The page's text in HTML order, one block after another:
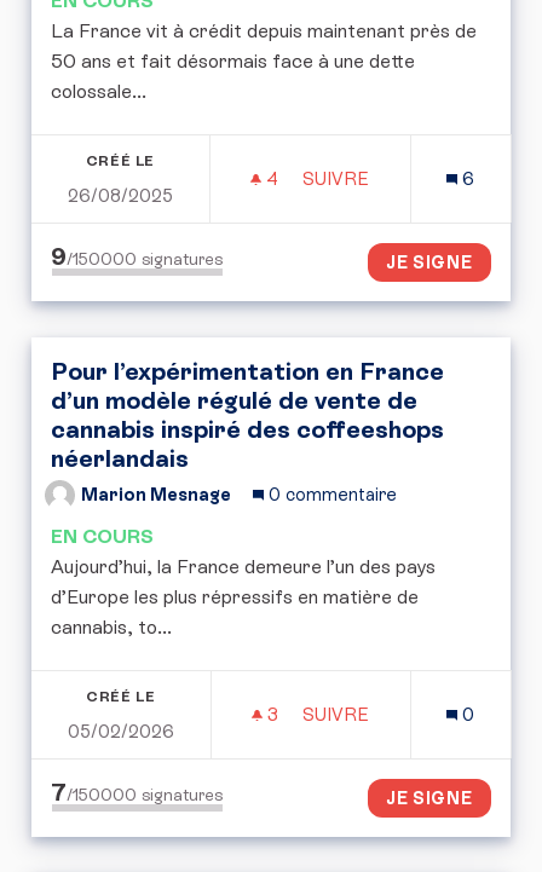
La France vit à crédit depuis maintenant près de
50 ans et fait désormais face à une dette
colossale...
CRÉÉ LE
26/08/2025
4 4 ABONNÉS
SUIVRE
6
9/150000 signatures JE SIGNE
Pour l’expérimentation en France
d’un modèle régulé de vente de
cannabis inspiré des coffeeshops
néerlandais
Marion Mesnage 0 commentaire
EN COURS
Aujourd’hui, la France demeure l’un des pays
d’Europe les plus répressifs en matière de
cannabis, to...
CRÉÉ LE
05/02/2026
3 3 ABONNÉS
SUIVRE
0
7/150000 signatures JE SIGNE